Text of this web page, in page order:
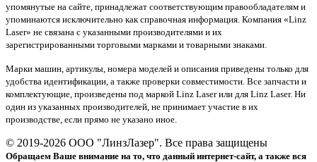
упомянутые на сайте, принадлежат соответствующим правообладателям и
упоминаются исключительно как справочная информация. Компания «Linz
Laser» не связана с указанными производителями и их
зарегистрированными торговыми марками и товарными знаками.
Марки машин, артикулы, номера моделей и описания приведены только для
удобства идентификации, а также проверки совместимости. Все запчасти и
комплектующие, произведены под маркой Linz Laser или для Linz Laser. Ни
один из указанных производителей, не принимает участие в их
производстве, если прямо не указано иное.
© 2019-2026 ООО "ЛинзЛазер". Все права защищены
Обращаем Ваше внимание на то, что данный интернет-сайт, а также вся